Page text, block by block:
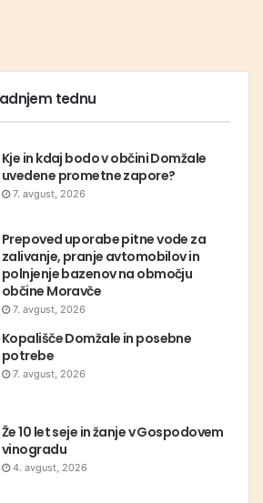
tednu
Kje in kdaj bodo v občini Domžale
uvedene prometne zapore?
7. avgust, 2026
Prepoved uporabe pitne vode za
zalivanje, pranje avtomobilov in
polnjenje bazenov na območju
občine Moravče
7. avgust, 2026
Kopališče Domžale in posebne
potrebe
7. avgust, 2026
Že 10 let seje in žanje v Gospodovem
vinogradu
4. avgust, 2026